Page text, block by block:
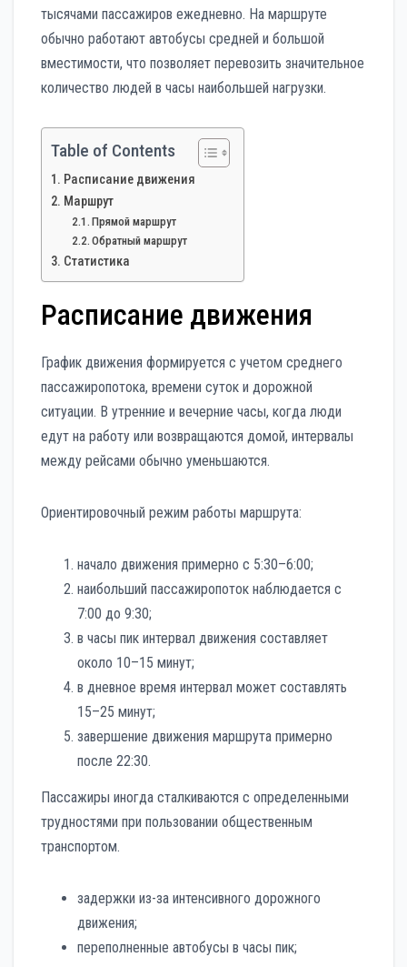
тысячами пассажиров ежедневно. На маршруте
обычно работают автобусы средней и большой
вместимости, что позволяет перевозить значительное
количество людей в часы наибольшей нагрузки.
Table of Contents
Расписание движения
Маршрут
Прямой маршрут
Обратный маршрут
Статистика
Расписание движения
График движения формируется с учетом среднего
пассажиропотока, времени суток и дорожной
ситуации. В утренние и вечерние часы, когда люди
едут на работу или возвращаются домой, интервалы
между рейсами обычно уменьшаются.
Ориентировочный режим работы маршрута:
начало движения примерно с 5:30–6:00;
наибольший пассажиропоток наблюдается с
7:00 до 9:30;
в часы пик интервал движения составляет
около 10–15 минут;
в дневное время интервал может составлять
15–25 минут;
завершение движения маршрута примерно
после 22:30.
Пассажиры иногда сталкиваются с определенными
трудностями при пользовании общественным
транспортом.
задержки из-за интенсивного дорожного
движения;
переполненные автобусы в часы пик;